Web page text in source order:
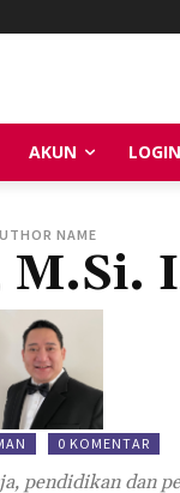
AKUN LOGIN
NAME
0 KOMENTAR
pendidikan dan